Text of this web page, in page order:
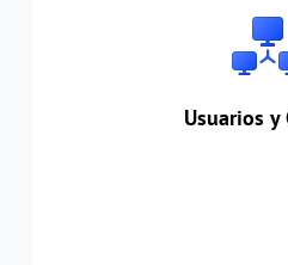
Usuarios y
Cree y administre
Windows, incluida la
regular el acceso a